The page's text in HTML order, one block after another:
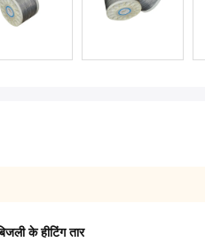
के हीटिंग तार